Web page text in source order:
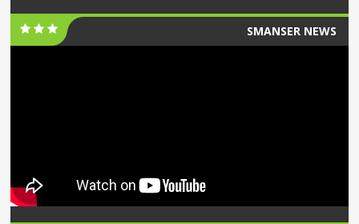
SMANSER NEWS